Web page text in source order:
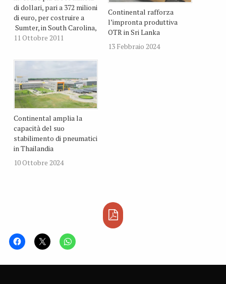
di dollari, pari a 372 milioni
di euro, per costruire a
Sumter, in South Carolina,
un nuovo stabilimento di
alla crescente domanda
prodotti sia per il primo
equipaggiamento che per
l’aftermarket. Il nuovo
impianto dovrebbe…
11 Ottobre 2011
Continental rafforza
l’impronta produttiva
OTR in Sri Lanka
13 Febbraio 2024
Continental amplia la
capacità del suo
stabilimento di pneumatici
in Thailandia
10 Ottobre 2024